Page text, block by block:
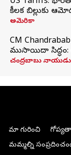
కీలక బిల్లుకు
అమెరికా
CM
ముసాయిదా సిద్ధం:
చంద్రబాబు నాయుడు
మా గురించి
మమ్మల్ని